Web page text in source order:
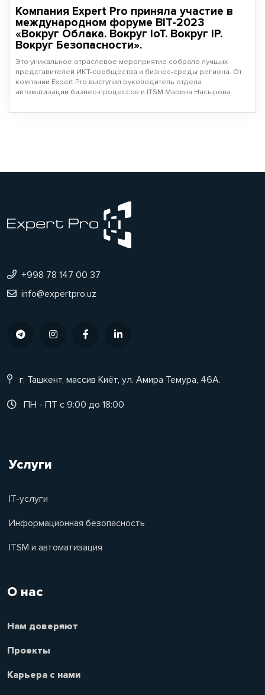
Компания Expert Pro приняла участие в
международном форуме BIT-2023
«Вокруг Облака. Вокруг IoT. Вокруг IP.
Вокруг Безопасности».
Это уникальное отраслевое мероприятие собрало лучших
представителей ИКТ-сообщества и бизнес-среды региона. От
компании Expert Pro выступил руководитель отдела
автоматизации бизнес-процессов и ITSM Марина Насырова.
+998 78 147 00 37
info@expertpro.uz
г. Ташкент, массив Киёт, ул. Амира Темура, 46А.
ПН - ПТ с 9:00 до 18:00
Услуги
IT-услуги
Информационная безопасность
ITSM и автоматизация
О нас
Нам доверяют
Проекты
Карьера с нами